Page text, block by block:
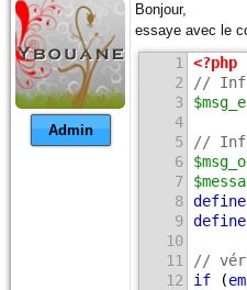
Admin
Bonjour,
essaye avec le
1
2
3
4
5
6
7
8
9
10
11
12
<?php
//
//
define
define
//
if (